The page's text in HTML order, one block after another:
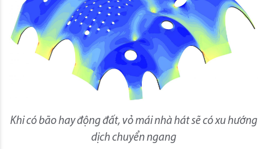
Khi có bão hay động đất, vỏ mái nhà hát sẽ có xu hướng
dịch chuyển ngang